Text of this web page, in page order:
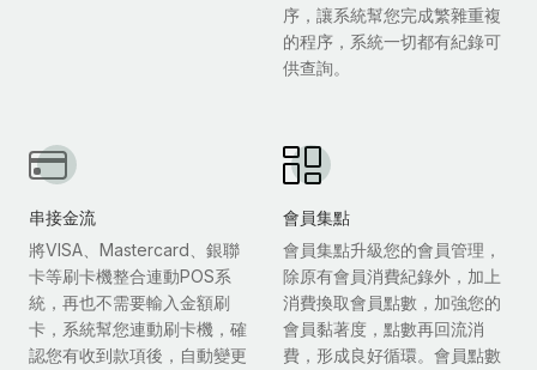
序，讓系統幫您完成繁雜重複
的程序，系統一切都有紀錄可
供查詢。
串接金流
將VISA、Mastercard、銀聯
卡等刷卡機整合連動POS系
統，再也不需要輸入金額刷
卡，系統幫您連動刷卡機，確
認您有收到款項後，自動變更
會員集點
會員集點升級您的會員管理，
除原有會員消費紀錄外，加上
消費換取會員點數，加強您的
會員黏著度，點數再回流消
費，形成良好循環。會員點數